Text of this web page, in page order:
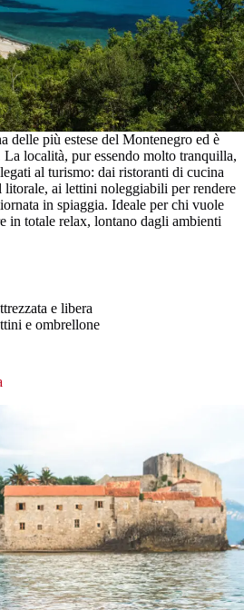
delle più estese del Montenegro ed è
La località, pur essendo molto tranquilla,
al turismo: dai ristoranti di cucina
ai lettini noleggiabili per rendere
in spiaggia. Ideale per chi vuole
in totale relax, lontano dagli ambienti
e libera
e ombrellone